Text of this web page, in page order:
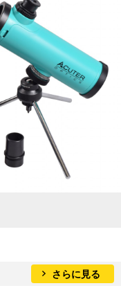
さらに見る